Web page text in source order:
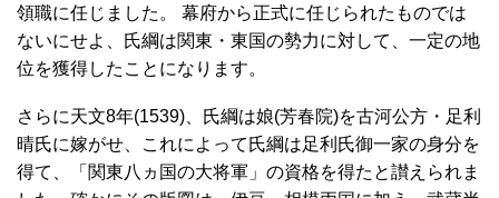
領職に任じました。 幕府から正式に任じられたものでは
ないにせよ、氏綱は関東・東国の勢力に対して、一定の地
位を獲得したことになります。
さらに天文8年(1539)、氏綱は娘(芳春院)を古河公方・足利
晴氏に嫁がせ、これによって氏綱は足利氏御一家の身分を
得て、「関東八ヵ国の大将軍」の資格を得たと讃えられま